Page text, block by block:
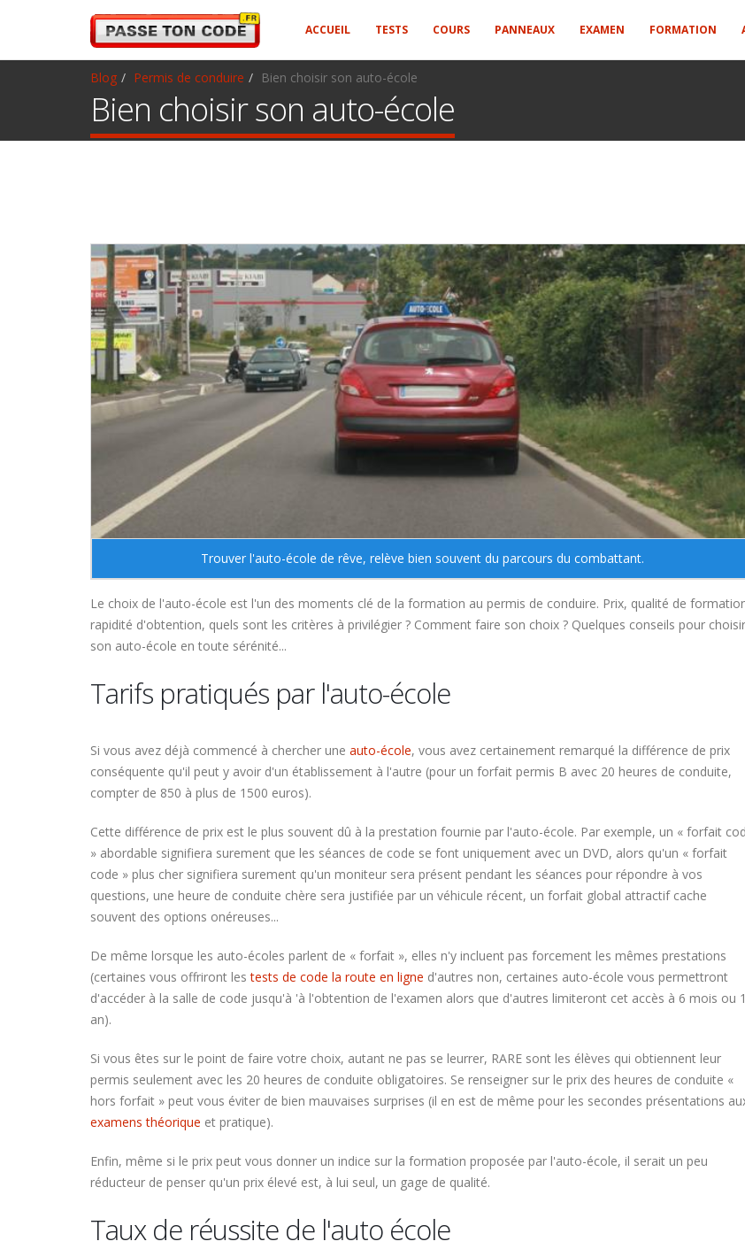
ACCUEIL TESTS COURS PANNEAUX EXAMEN FORMATION
Blog Permis de conduire Bien choisir son auto-école
Bien choisir son auto-école
Trouver l'auto-école de rêve, relève bien souvent du parcours du combattant.
Le choix de l'auto-école est l'un des moments clé de la formation au permis de conduire. Prix, qualité de
rapidité d'obtention, quels sont les critères à privilégier ? Comment faire son choix ? Quelques conseils pour choisir
son auto-école en toute sérénité...
Tarifs pratiqués par l'auto-école
Si vous avez déjà commencé à chercher une auto-école, vous avez certainement remarqué la différence de prix
conséquente qu'il peut y avoir d'un établissement à l'autre (pour un forfait permis B avec 20 heures de conduite,
compter de 850 à plus de 1500 euros).
Cette différence de prix est le plus souvent dû à la prestation fournie par l'auto-école. Par exemple, un « forfait
» abordable signifiera surement que les séances de code se font uniquement avec un DVD, alors qu'un « forfait
code » plus cher signifiera surement qu'un moniteur sera présent pendant les séances pour répondre à vos
questions, une heure de conduite chère sera justifiée par un véhicule récent, un forfait global attractif cache
souvent des options onéreuses...
De même lorsque les auto-écoles parlent de « forfait », elles n'y incluent pas forcement les mêmes prestations
(certaines vous offriront lestests de code la route en ligne d'autres non, certaines auto-école vous permettront
d'accéder à la salle de code jusqu'à 'à l'obtention de l'examen alors que d'autres limiteront cet accès à 6 mois ou 1
an).
Si vous êtes sur le point de faire votre choix, autant ne pas se leurrer, RARE sont les élèves qui obtiennent leur
permis seulement avec les 20 heures de conduite obligatoires. Se renseigner sur le prix des heures de conduite «
hors forfait » peut vous éviter de bien mauvaises surprises (il en est de même pour les secondes présentations
examens théorique et pratique).
Enfin, même si le prix peut vous donner un indice sur la formation proposée par l'auto-école, il serait un peu
réducteur de penser qu'un prix élevé est, à lui seul, un gage de qualité.
Taux de réussite de l'auto école